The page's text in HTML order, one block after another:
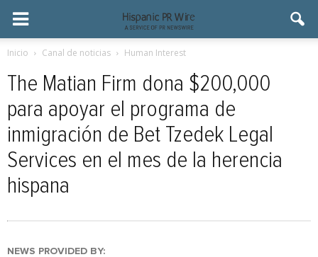
Inicio Canal de noticias Human Interest
The Matian Firm dona $200,000
para apoyar el programa de
inmigración de Bet Tzedek Legal
Services en el mes de la herencia
hispana
NEWS PROVIDED BY: